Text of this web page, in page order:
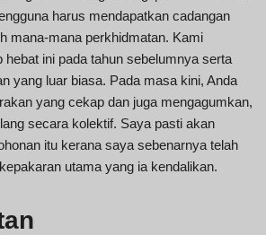
harus mendapatkan cadangan
mana-mana perkhidmatan. Kami
hebat ini pada tahun sebelumnya serta
yang luar biasa. Pada masa kini, Anda
yang cekap dan juga mengagumkan,
secara kolektif. Saya pasti akan
itu kerana saya sebenarnya telah
utama yang ia kendalikan.